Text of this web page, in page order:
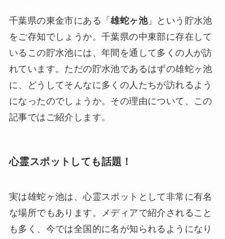
千葉県の東金市にある「雄蛇ヶ池」という貯水池
をご存知でしょうか。千葉県の中東部に存在して
いるこの貯水池には、年間を通して多くの人が訪
れています。ただの貯水池であるはずの雄蛇ヶ池
に、どうしてそんなに多くの人たちが訪れるよう
になったのでしょうか。その理由について、この
記事ではご紹介します。
心霊スポットしても話題！
実は雄蛇ヶ池は、心霊スポットとして非常に有名
な場所でもあります。メディアで紹介されること
も多く、今では全国的に名が知られるようになり